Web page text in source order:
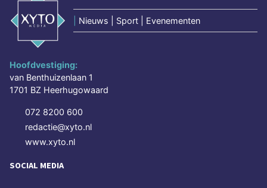
Nieuws | Sport | Evenementen
Hoofdvestiging:
van Benthuizenlaan 1
1701 BZ Heerhugowaard
072 8200 600
redactie@xyto.nl
www.xyto.nl
SOCIAL MEDIA